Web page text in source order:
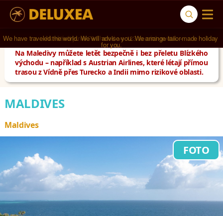
Navštívili jsme 791 hotelů ve 123 zemích světa.
Na Maledivy můžete letět bezpečně i bez přeletu Blízkého
východu – například s Austrian Airlines, které létají přímou
trasou z Vídně přes Turecko a Indii mimo rizikové oblasti.
MALDIVES
Maldives
FOTO